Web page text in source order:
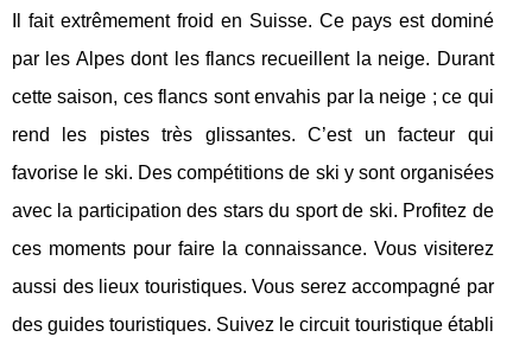
Il fait extrêmement froid en Suisse. Ce pays est dominé
par les Alpes dont les flancs recueillent la neige. Durant
cette saison, ces flancs sont envahis par la neige ; ce qui
rend les pistes très glissantes. C’est un facteur qui
favorise le ski. Des compétitions de ski y sont organisées
avec la participation des stars du sport de ski. Profitez de
ces moments pour faire la connaissance. Vous visiterez
aussi des lieux touristiques. Vous serez accompagné par
des guides touristiques. Suivez le circuit touristique établi